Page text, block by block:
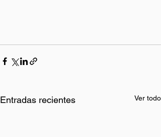
Entradas recientes Ver todo